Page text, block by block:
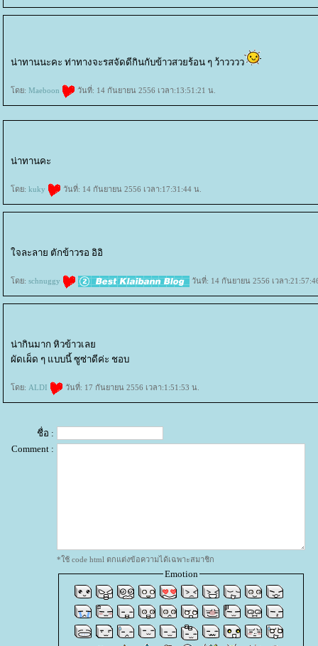
น่าทานนะคะ ท่าทางจะรสจัดดีกินกับข้าวสวยร้อน ๆ ว้าวววว
ดย: Maeboon วันที่: 14 กันยายน 2556 เวลา:13:51:21 น.
น่าทานคะ
ดย: kuky วันที่: 14 กันยายน 2556 เวลา:17:31:44 น.
จละลาย ตักข้าวรอ อิอิ
ดย: schnuggy วันที่: 14 กันยายน 2556 เวลา
น่ากินมาก หิวข้าวเล
ผัดเผ็ด ๆ แบบนี้ ซูซ่าดีค่ะ ชอบ
ดย: ALDI วันที่: 17 กันยายน 2556 เวลา:1:51:53 น.
ชื่อ :
Comment :
*ใช้ code html ตกแต่งข้อความได้เฉพาะสมาชิก
Emotion